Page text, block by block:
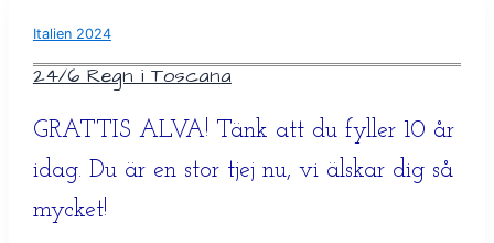
Italien 2024
24/6 Regn i Toscana
GRATTIS ALVA! Tänk att du fyller 10 år
idag. Du är en stor tjej nu, vi älskar dig så
mycket!